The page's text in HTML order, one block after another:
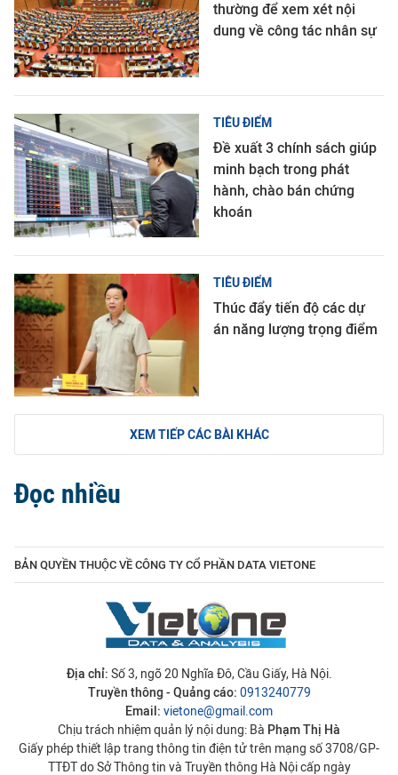
thường để xem xét nội
dung về công tác nhân sự
TIÊU ĐIỂM
Đề xuất 3 chính sách giúp
minh bạch trong phát
hành, chào bán chứng
khoán
TIÊU ĐIỂM
Thúc đẩy tiến độ các dự
án năng lượng trọng điểm
XEM TIẾP CÁC BÀI KHÁC
Đọc nhiều
BẢN QUYỀN THUỘC VỀ CÔNG TY CỔ PHẦN DATA VIETONE
Địa chỉ: Số 3, ngõ 20 Nghĩa Đô, Cầu Giấy, Hà Nội.
Truyền thông - Quảng cáo: 0913240779
Email: vietone@gmail.com
Chịu trách nhiệm quản lý nội dung: Bà Phạm Thị Hà
Giấy phép thiết lập trang thông tin điện tử trên mạng số 3708/GP-
TTĐT do Sở Thông tin và Truyền thông Hà Nội cấp ngày